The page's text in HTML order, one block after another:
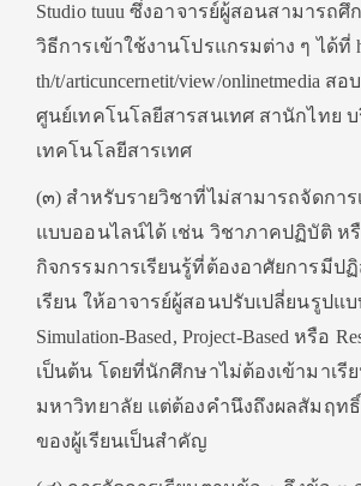
Studio tuuu ซึ่งอาจารย์ผู้สอนสามารถ
วิธีการเข้าใช้งานโปรแกรมต่าง ๆ ได้ที่
th/t/articuncernetit/view/onlinetmedia
ศูนย์เทคโนโลยีสารสนเทศ สานักไทย
เทคโนโลยีสารเทศ
(๓) สําหรับรายวิชาที่ไม่สามารถจัดการ
แบบออนไลน์ได้ เช่น วิชาภาคปฏิบัติ ห
กิจกรรมการเรียนรู้ที่ต้องอาศัยการมีป
เรียน ให้อาจารย์ผู้สอนปรับเปลี่ยนรูปแ
Simulation-Based, Project-Based หรือ
เป็นต้น โดยที่นักศึกษาไม่ต้องเข้ามาเรี
มหาวิทยาลัย แต่ต้องคํานึงถึงผลสัมฤทธิ์
ของผู้เรียนเป็นสําคัญ